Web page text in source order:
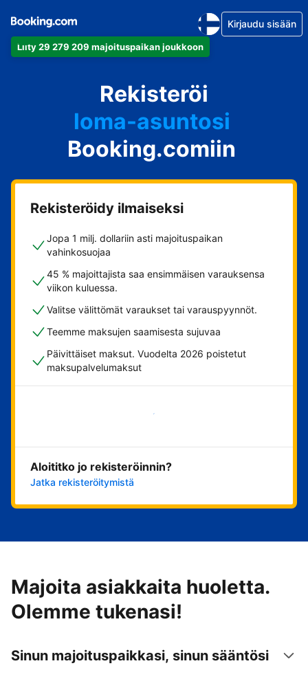
Liity 29 279 209 majoituspaikan joukkoon
Kirjaudu sisään
Rekisteröi
huoneistosi
hotellisi
loma-asuntosi
guesthousesi
bed & breakfastisi
Booking.comiin
Rekisteröidy ilmaiseksi
Jopa 1 milj. dollariin asti majoituspaikan
vahinkosuojaa
45 % majoittajista saa ensimmäisen varauksensa
viikon kuluessa.
Valitse välittömät varaukset tai varauspyynnöt.
Teemme maksujen saamisesta sujuvaa
Päivittäiset maksut. Vuodelta 2026 poistetut
maksupalvelumaksut
Aloita nyt
Aloititko jo rekisteröinnin?
Jatka rekisteröitymistä
Majoita asiakkaita huoletta.
Olemme tukenasi!
Sinun majoituspaikkasi, sinun sääntösi